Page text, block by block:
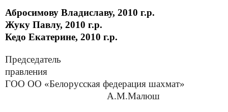
Абросимову Владиславу, 2010 г.р.
Жуку Павлу, 2010 г.р.
Кедо Екатерине, 2010 г.р.
Председатель
правления
ГОО ОО «Белорусская федерация шахмат»
А.М.Малюш